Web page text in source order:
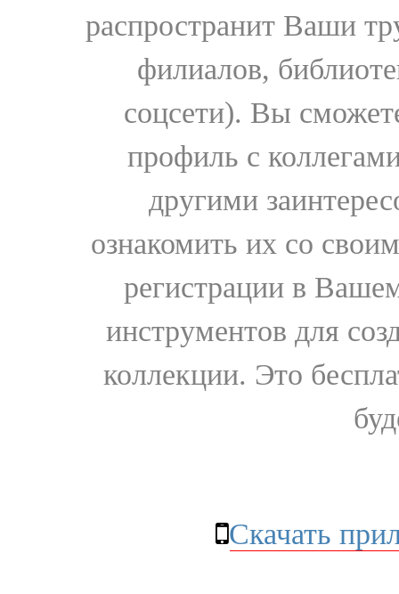
распространит Ваши
филиалов,
соцсети). Вы
профиль с
другими
ознакомить их со
регистрации в
инструментов для
коллекции. Это
Скачать